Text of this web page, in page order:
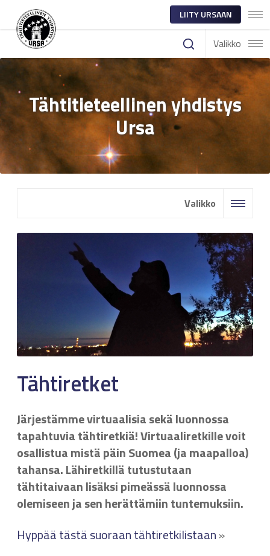
LIITY URSAAN
Valikko
Tähtitieteellinen yhdistys
Ursa
Valikko
Tähtiretket
Järjestämme virtuaalisia sekä luonnossa
tapahtuvia tähtiretkiä! Virtuaaliretkille voit
osallistua mistä päin Suomea (ja maapalloa)
tahansa. Lähiretkillä tutustutaan
tähtitaivaan lisäksi pimeässä luonnossa
olemiseen ja sen herättämiin tuntemuksiin.
Hyppää tästä suoraan tähtiretkilistaan»